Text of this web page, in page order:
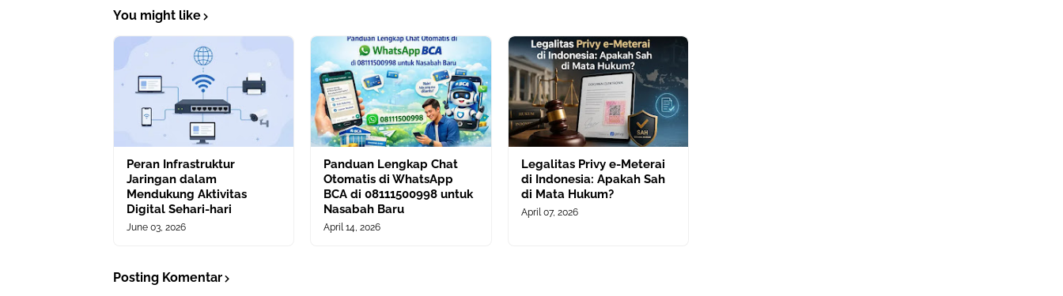
You might like
Peran Infrastruktur
Jaringan dalam
Mendukung Aktivitas
Digital Sehari-hari
June 03, 2026
Panduan Lengkap Chat
Otomatis di WhatsApp
BCA di 08111500998 untuk
Nasabah Baru
April 14, 2026
Legalitas Privy e-Meterai
di Indonesia: Apakah Sah
di Mata Hukum?
April 07, 2026
Posting Komentar